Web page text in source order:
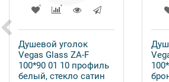
Душевой уголок
Vegas Glass ZA-F
100*90 01 10 профиль
белый, стекло сатин